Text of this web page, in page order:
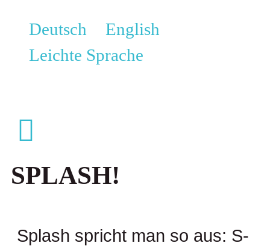
Deutsch
English
Leichte Sprache
SPLASH!
Splash spricht man so aus: S-